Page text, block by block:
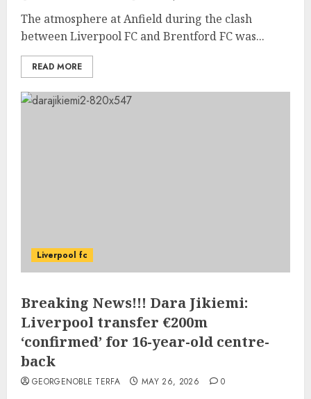
The atmosphere at Anfield during the clash
between Liverpool FC and Brentford FC was...
READ MORE
Liverpool fc
Breaking News!!! Dara Jikiemi:
Liverpool transfer €200m
‘confirmed’ for 16-year-old centre-
back
GEORGENOBLE TERFA MAY 26, 2026 0